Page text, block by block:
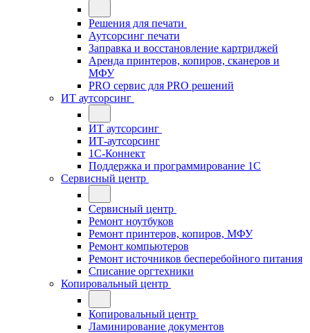
Решения для печати
Аутсорсинг печати
Заправка и восстановление картриджей
Аренда принтеров, копиров, сканеров и
МФУ
PRO сервис для PRO решений
ИТ аутсорсинг
ИТ аутсорсинг
ИТ-аутсорсинг
1С-Коннект
Поддержка и программирование 1С
Сервисный центр
Сервисный центр
Ремонт ноутбуков
Ремонт принтеров, копиров, МФУ
Ремонт компьютеров
Ремонт источников бесперебойного питания
Списание оргтехники
Копировальный центр
Копировальный центр
Ламинирование документов